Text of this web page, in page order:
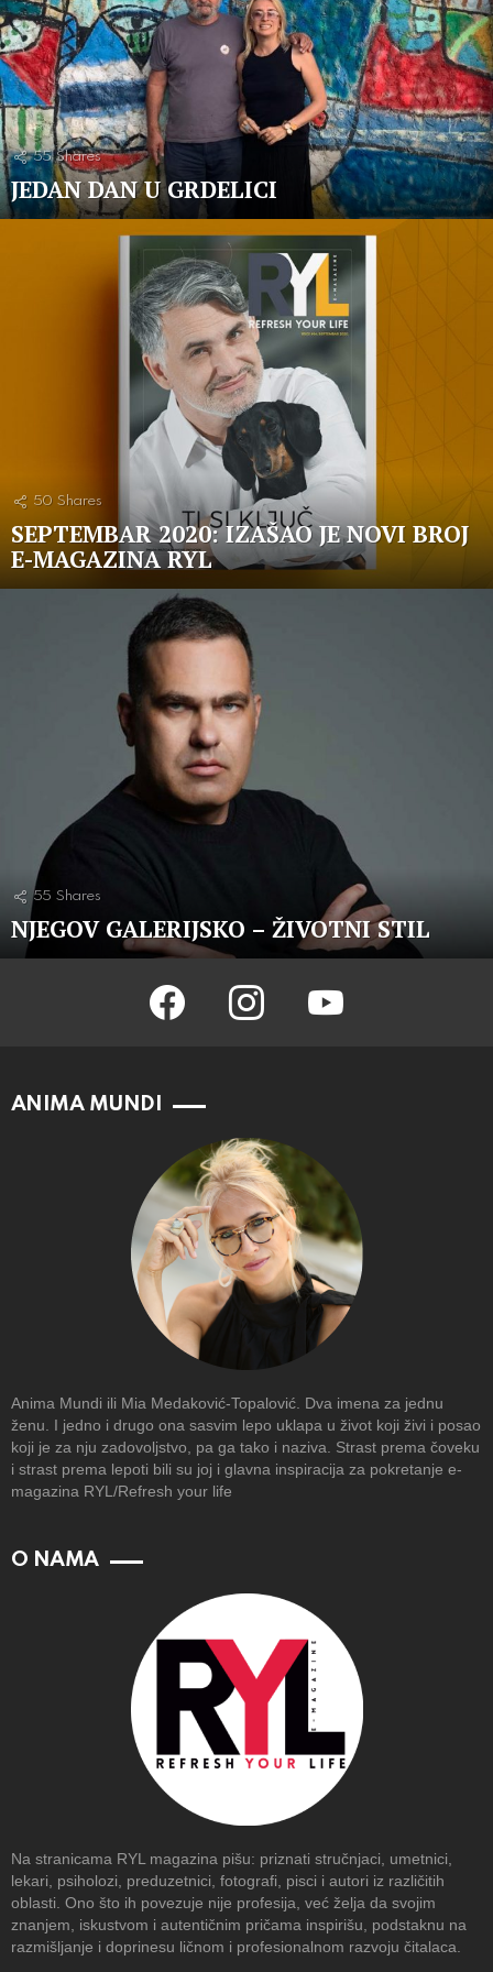
55 Shares
JEDAN DAN U GRDELICI
50 Shares
SEPTEMBAR 2020: IZAŠAO JE NOVI BROJ
E-MAGAZINA RYL
55 Shares
NJEGOV GALERIJSKO – ŽIVOTNI STIL
facebook instagram youtube
ANIMA MUNDI
Anima Mundi ili Mia Medaković-Topalović. Dva imena za jednu
ženu. I jedno i drugo ona sasvim lepo uklapa u život koji živi i posao
koji je za nju zadovoljstvo, pa ga tako i naziva. Strast prema čoveku
i strast prema lepoti bili su joj i glavna inspiracija za pokretanje e-
magazina RYL/Refresh your life
O NAMA
Na stranicama RYL magazina pišu: priznati stručnjaci, umetnici,
lekari, psiholozi, preduzetnici, fotografi, pisci i autori iz različitih
oblasti. Ono što ih povezuje nije profesija, već želja da svojim
znanjem, iskustvom i autentičnim pričama inspirišu, podstaknu na
razmišljanje i doprinesu ličnom i profesionalnom razvoju čitalaca.